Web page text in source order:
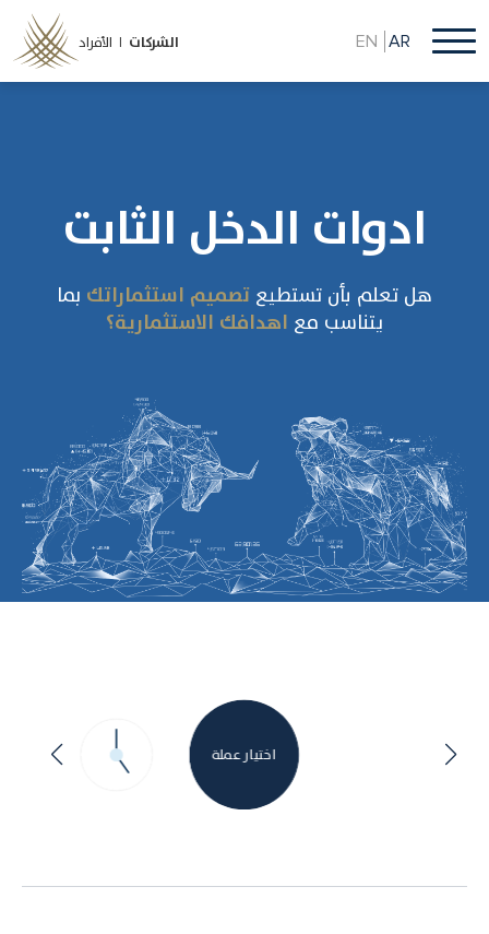
إلى
المحتوى
الرئيسي
الأفراد | الشركات EN AR
ادوات الدخل الثابت
هل تعلم بأن تستطيع تصميم استثماراتك بما
يتناسب مع اهدافك الاستثمارية؟
اختيار عملة